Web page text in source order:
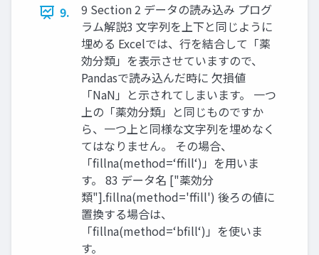
9.
9 Section 2 データの読み込み プログ
ラム解説3 文字列を上下と同じように
埋める Excelでは、行を結合して「薬
効分類」を表示させていますので、
Pandasで読み込んだ時に 欠損値
「NaN」と示されてしまいます。 一つ
上の「薬効分類」と同じものですか
ら、一つ上と同様な文字列を埋めなく
てはなりません。 その場合、
「fillna(method=‘ffill‘)」を用いま
す。 83 データ名 ["薬効分
類"].fillna(method='ffill') 後ろの値に
置換する場合は、
「fillna(method=‘bfill‘)」を使いま
す。